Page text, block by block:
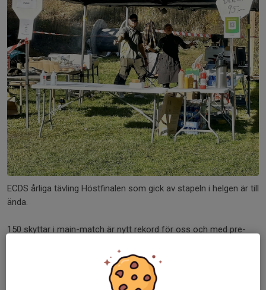
ECDS årliga tävling Höstfinalen som gick av stapeln i helgen är till
ända.
150 skyttar i main-match är nytt rekord för oss och med pre-
Carolina och Emil grillade under lördag och söndag 240
hamburgare i vår allt mer populära och tillfälliga "Restaurang